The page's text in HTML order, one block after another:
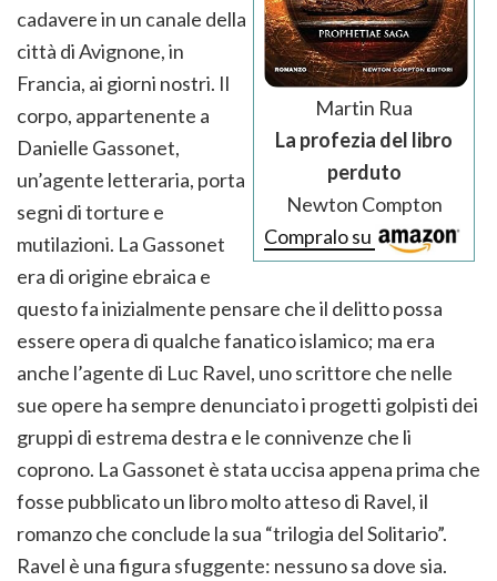
Martin Rua
La profezia del libro
perduto
Newton Compton
Compralo su
cadavere in un canale della
città di Avignone, in
Francia, ai giorni nostri. Il
corpo, appartenente a
Danielle Gassonet,
un’agente letteraria, porta
segni di torture e
mutilazioni. La Gassonet
era di origine ebraica e
questo fa inizialmente pensare che il delitto possa
essere opera di qualche fanatico islamico; ma era
anche l’agente di Luc Ravel, uno scrittore che nelle
sue opere ha sempre denunciato i progetti golpisti dei
gruppi di estrema destra e le connivenze che li
coprono. La Gassonet è stata uccisa appena prima che
fosse pubblicato un libro molto atteso di Ravel, il
romanzo che conclude la sua “trilogia del Solitario”.
Ravel è una figura sfuggente: nessuno sa dove sia.